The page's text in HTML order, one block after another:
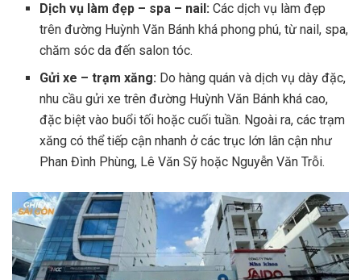
Dịch vụ làm đẹp – spa – nail: Các dịch vụ làm đẹp
trên đường Huỳnh Văn Bánh khá phong phú, từ nail, spa,
chăm sóc da đến salon tóc.
Gửi xe – trạm xăng: Do hàng quán và dịch vụ dày đặc,
nhu cầu gửi xe trên đường Huỳnh Văn Bánh khá cao,
đặc biệt vào buổi tối hoặc cuối tuần. Ngoài ra, các trạm
xăng có thể tiếp cận nhanh ở các trục lớn lân cận như
Phan Đình Phùng, Lê Văn Sỹ hoặc Nguyễn Văn Trỗi.